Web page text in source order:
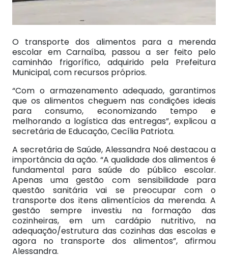
O transporte dos alimentos para a merenda
escolar em Carnaíba, passou a ser feito pelo
caminhão frigorífico, adquirido pela Prefeitura
Municipal, com recursos próprios.
“Com o armazenamento adequado, garantimos
que os alimentos cheguem nas condições ideais
para consumo, economizando tempo e
melhorando a logística das entregas”, explicou a
secretária de Educação, Cecília Patriota.
A secretária de Saúde, Alessandra Noé destacou a
importância da ação. “A qualidade dos alimentos é
fundamental para saúde do público escolar.
Apenas uma gestão com sensibilidade para
questão sanitária vai se preocupar com o
transporte dos itens alimentícios da merenda. A
gestão sempre investiu na formação das
cozinheiras, em um cardápio nutritivo, na
adequação/estrutura das cozinhas das escolas e
agora no transporte dos alimentos”, afirmou
Alessandra.